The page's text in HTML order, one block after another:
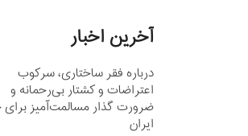
آخرین اخبار
درباره فقر ساختاری، سرکوب
اعتراضات و کشتار بی‌رحمانه و
ضرورت گذار مسالمت‌آمیز
ایران